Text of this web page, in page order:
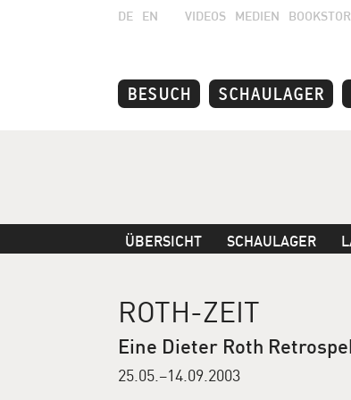
DE EN VIDEOS MEDIEN
BESUCH SCHAULAGER
ÜBERSICHT SCHAULAGER
ROTH-ZEIT
Eine Dieter Roth
25.05.–14.09.2003